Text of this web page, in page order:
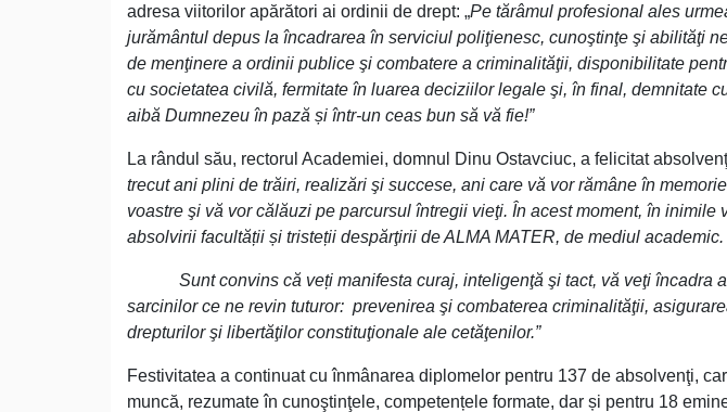
adresa viitorilor apărători ai ordinii de drept: „Pe tărâmul profesional ales
jurământul depus la încadrarea în serviciul poliţienesc, cunoştinţe şi abilităţi
de menţinere a ordinii publice şi combatere a criminalităţii, disponibilitate
cu societatea civilă, fermitate în luarea deciziilor legale şi, în final, demnitate
aibă Dumnezeu în pază și într-un ceas bun să vă fie!”
La rândul său, rectorul Academiei, domnul Dinu Ostavciuc, a felicitat
trecut ani plini de trăiri, realizări şi succese, ani care vă vor rămâne în
voastre şi vă vor călăuzi pe parcursul întregii vieţi. În acest moment, în inimile
absolvirii facultății și tristeții despărţirii de ALMA MATER, de mediul academic.
Sunt convins că veți manifesta curaj, inteligenţă şi tact, vă veţi încadra
sarcinilor ce ne revin tuturor: prevenirea şi combaterea criminalităţii,
drepturilor şi libertăţilor constituţionale ale cetăţenilor.”
Festivitatea a continuat cu înmânarea diplomelor pentru 137 de absolvenţi,
muncă, rezumate în cunoştinţele, competențele formate, dar și pentru 18